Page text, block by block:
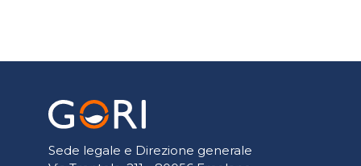
Sede legale e Direzione generale